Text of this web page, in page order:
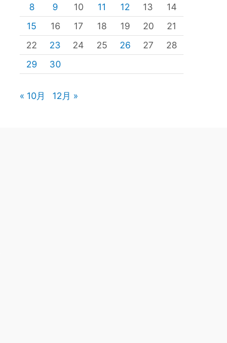
8
9 10 11 12 13
14
15
16 17 18 19 20
21
22
23 24 25 26 27
28
29
30
« 10月 12月 »